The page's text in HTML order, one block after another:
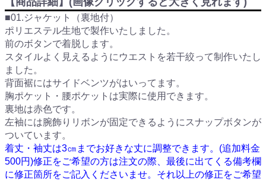
■01.ジャケット（裏地付）
ポリエステル生地で製作いたしました。
前のボタンで着脱します。
スタイルよく見えるようにウエストを若干絞って制作いたし
ました。
背面裾にはサイドベンツがはいってます。
胸ポケット・腰ポケットは実際に使用できます。
裏地は赤色です。
左袖には腕飾りリボンが固定できるようにスナップボタンが
ついています。
着丈・袖丈は3㎝までお好きな丈に調整できます。(追加料金
500円)修正をご希望の方は注文の際、最後に出てくる備考欄
に修正箇所をご記入くださいませ。それ以上の修正をご希望